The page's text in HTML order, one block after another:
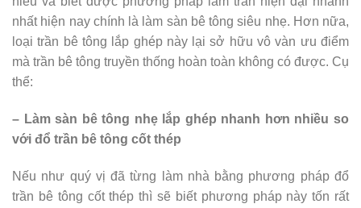
nhất hiện nay chính là làm sàn bê tông siêu nhẹ. Hơn nữa,
loại trần bê tông lắp ghép này lại sở hữu vô vàn ưu điểm
mà trần bê tông truyền thống hoàn toàn không có được. Cụ
thể:
– Làm sàn bê tông nhẹ lắp ghép nhanh hơn nhiều so
với đổ trần bê tông cốt thép
Nếu như quý vị đã từng làm nhà bằng phương pháp đổ
trần bê tông cốt thép thì sẽ biết phương pháp này tốn rất